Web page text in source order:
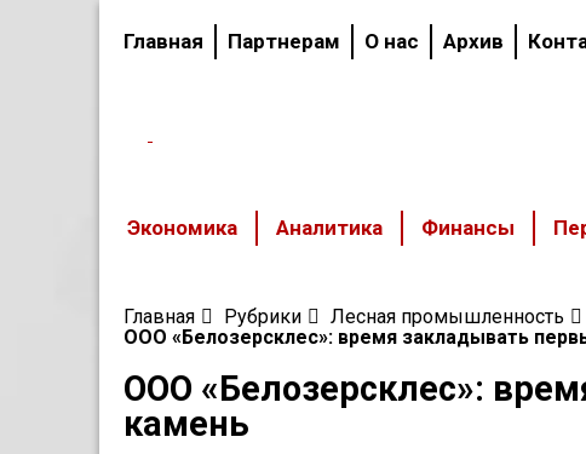
Главная Партнерам О нас Архив
Экономика Аналитика Финансы
Главная Рубрики
Лесная промышленность
ООО «Белозерсклес»: время закладывать
ООО «Белозерсклес»:
камень